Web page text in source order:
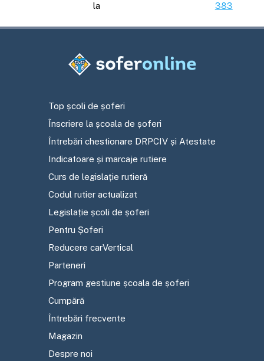
la
383
Top școli de șoferi
Înscriere la școala de șoferi
Întrebări chestionare DRPCIV și Atestate
Indicatoare și marcaje rutiere
Curs de legislație rutieră
Codul rutier actualizat
Legislație școli de șoferi
Pentru Șoferi
Reducere carVertical
Parteneri
Program gestiune școala de șoferi
Cumpără
Întrebări frecvente
Magazin
Despre noi